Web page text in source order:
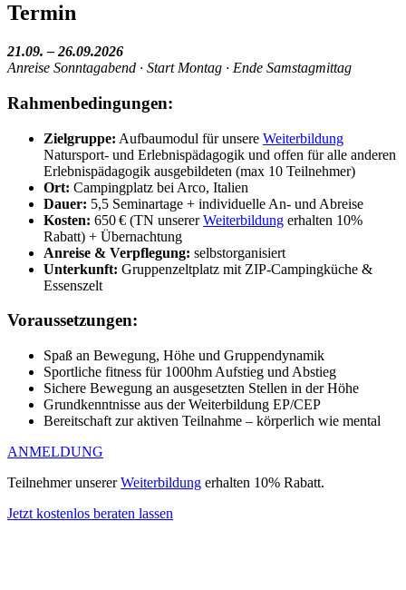
Termin
21.09. – 26.09.2026
Anreise Sonntagabend · Start Montag · Ende Samstagmittag
Rahmenbedingungen:
Zielgruppe: Aufbaumodul für unsere Weiterbildung
Natursport- und Erlebnispädagogik und offen für alle anderen
Erlebnispädagogik ausgebildeten (max 10 Teilnehmer)
Ort: Campingplatz bei Arco, Italien
Dauer: 5,5 Seminartage + individuelle An- und Abreise
Kosten: 650 € (TN unsererWeiterbildung erhalten 10%
Rabatt) + Übernachtung
Anreise & Verpflegung: selbstorganisiert
Unterkunft: Gruppenzeltplatz mit ZIP-Campingküche &
Essenszelt
Voraussetzungen:
Spaß an Bewegung, Höhe und Gruppendynamik
Sportliche fitness für 1000hm Aufstieg und Abstieg
Sichere Bewegung an ausgesetzten Stellen in der Höhe
Grundkenntnisse aus der Weiterbildung EP/CEP
Bereitschaft zur aktiven Teilnahme – körperlich wie mental
ANMELDUNG
Teilnehmer unsererWeiterbildung erhalten 10% Rabatt.
Jetzt kostenlos beraten lassen